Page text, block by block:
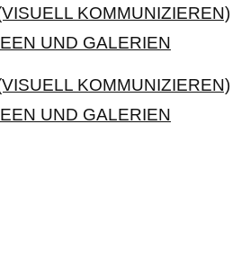
KOMMUNIZIEREN)
UND GALERIEN
KOMMUNIZIEREN)
UND GALERIEN